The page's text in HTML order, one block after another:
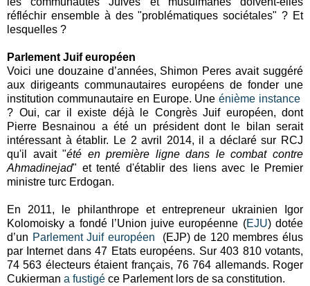
réfléchir ensemble à des "problématiques sociétales" ? Et
lesquelles ?
Parlement Juif européen
Voici une douzaine d’années, Shimon Peres avait suggéré
aux dirigeants communautaires européens de fonder une
institution communautaire en Europe. Uneénième instance
? Oui, car il existe déjà le Congrès Juif européen, dont
Pierre Besnainou a été un président dont le bilan serait
intéressant à établir. Le 2 avril 2014, il a déclaré sur RCJ
qu'il avait "été en première ligne dans le combat contre
Ahmadinejad" et tenté d'établir des liens avec le Premier
ministre turc Erdogan.
En 2011, le philanthrope et entrepreneur ukrainien Igor
Kolomoisky a fondé l’Union juive européenne (EJU) dotée
d’un Parlement Juif européen (EJP) de 120 membres élus
par Internet dans 47 Etats européens. Sur 403 810 votants,
74 563 électeurs étaient français, 76 764 allemands. Roger
Cukierman a fustigé ce Parlement lors de sa constitution.